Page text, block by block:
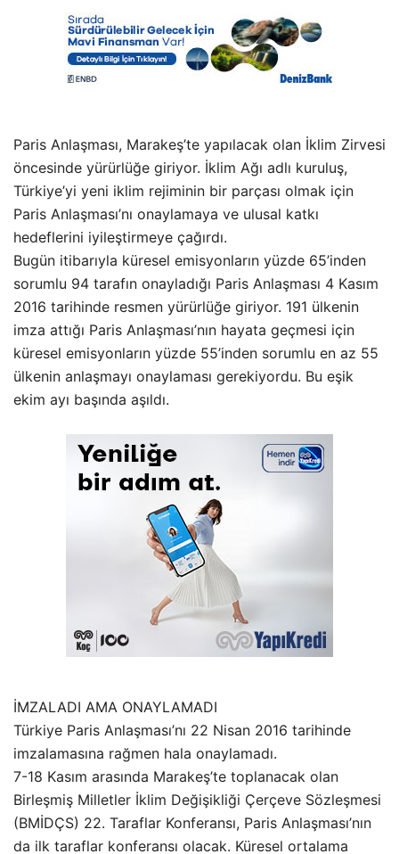
Paris Anlaşması, Marakeş’te yapılacak olan İklim Zirvesi
öncesinde yürürlüğe giriyor. İklim Ağı adlı kuruluş,
Türkiye’yi yeni iklim rejiminin bir parçası olmak için
Paris Anlaşması’nı onaylamaya ve ulusal katkı
hedeflerini iyileştirmeye çağırdı.
Bugün itibarıyla küresel emisyonların yüzde 65’inden
sorumlu 94 tarafın onayladığı Paris Anlaşması 4 Kasım
2016 tarihinde resmen yürürlüğe giriyor. 191 ülkenin
imza attığı Paris Anlaşması’nın hayata geçmesi için
küresel emisyonların yüzde 55’inden sorumlu en az 55
ülkenin anlaşmayı onaylaması gerekiyordu. Bu eşik
ekim ayı başında aşıldı.
İMZALADI AMA ONAYLAMADI
Türkiye Paris Anlaşması’nı 22 Nisan 2016 tarihinde
imzalamasına rağmen hala onaylamadı.
7-18 Kasım arasında Marakeş’te toplanacak olan
Birleşmiş Milletler İklim Değişikliği Çerçeve Sözleşmesi
(BMİDÇS) 22. Taraflar Konferansı, Paris Anlaşması’nın
da ilk taraflar konferansı olacak. Küresel ortalama